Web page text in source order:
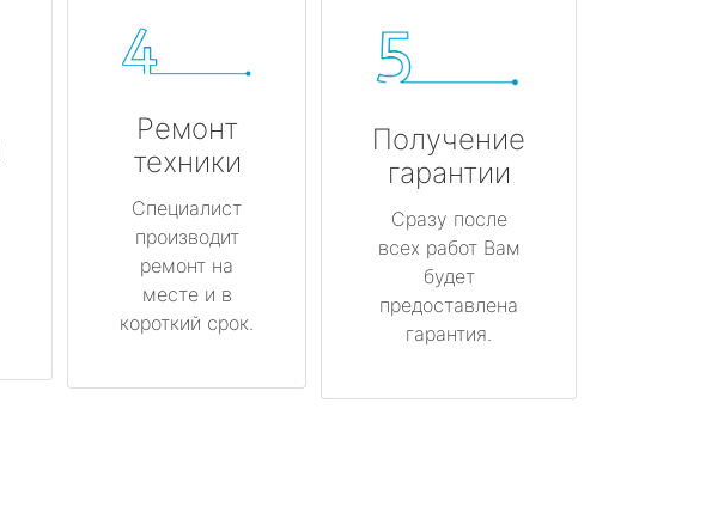
Ремонт
техники
Специалист
производит
ремонт на
месте и в
короткий срок.
Получение
гарантии
Сразу после
всех работ Вам
будет
предоставлена
гарантия.